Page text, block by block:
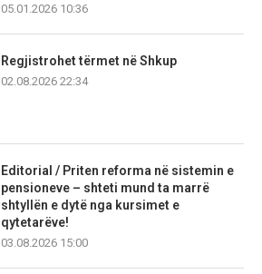
05.01.2026 10:36
Regjistrohet tërmet në Shkup
02.08.2026 22:34
Editorial / Priten reforma në sistemin e
pensioneve – shteti mund ta marrë
shtyllën e dytë nga kursimet e
qytetarëve!
03.08.2026 15:00